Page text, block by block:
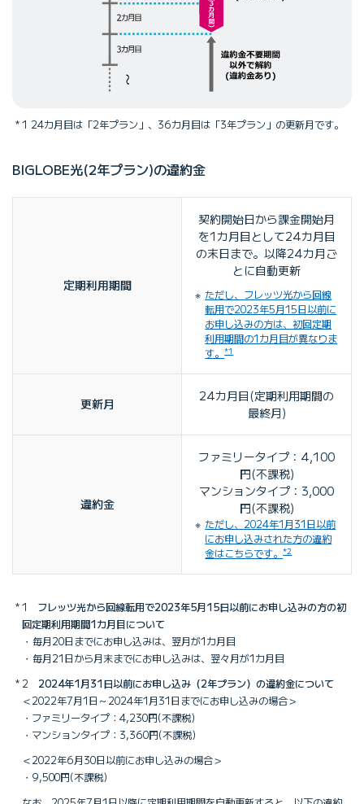
1 24カ月目は「2年プラン」、36カ月目は「3年プラン」の更新月です。
BIGLOBE光(2年プラン)の違約金
定期利用期間
契約開始日から課金開始月
を1カ月目として24カ月目
の末日まで。以降24カ月ご
とに自動更新
ただし、フレッツ光から回線
転用で2023年5月15日以前に
お申し込みの方は、初回定期
利用期間の1カ月目が異なりま
す。*1
更新月
24カ月目(定期利用期間の
最終月)
違約金
ファミリータイプ：4,100
円(不課税)
マンションタイプ：3,000
円(不課税)
ただし、2024年1月31日以前
にお申し込みされた方の違約
金はこちらです。*2
1 フレッツ光から回線転用で2023年5月15日以前にお申し込みの方の初
回定期利用期間1カ月目について
毎月20日までにお申し込みは、翌月が1カ月目
毎月21日から月末までにお申し込みは、翌々月が1カ月目
22024年1月31日以前にお申し込み（2年プラン）の違約金について
2022年7月1日～2024年1月31日までにお申し込みの場合
ファミリータイプ：4,230円(不課税)
マンションタイプ：3,360円(不課税)
2022年6月30日以前にお申し込みの場合
9,500円(不課税)